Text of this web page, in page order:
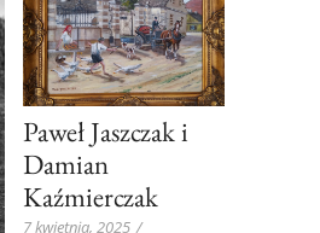
Paweł Jaszczak i
Damian
Kaźmierczak
7 kwietnia, 2025 /